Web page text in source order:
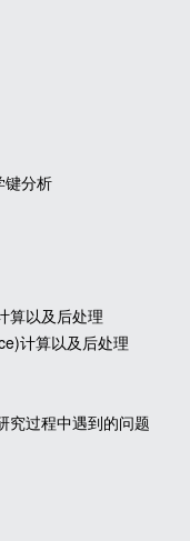
分析
算以及后处理
计算以及后处理
究过程中遇到的问题